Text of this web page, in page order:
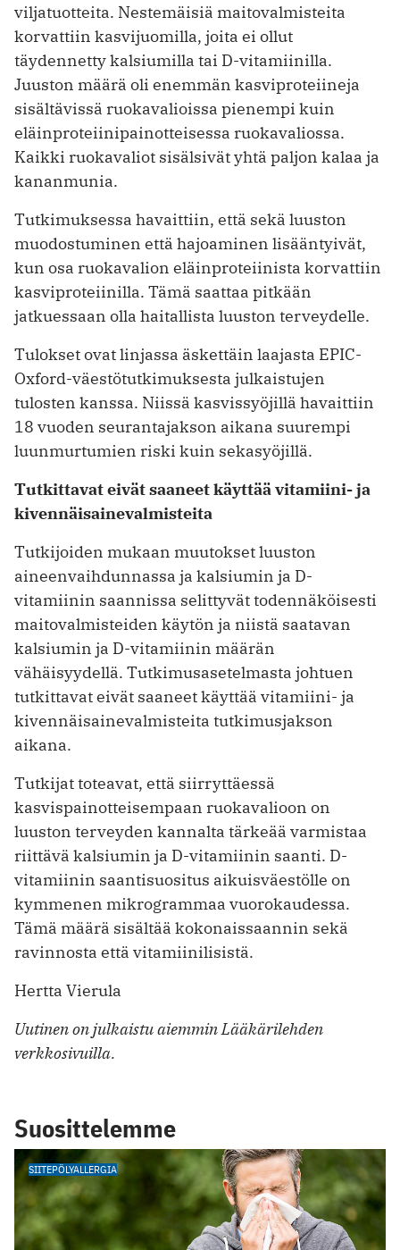
viljatuotteita. Nestemäisiä maitovalmisteita
korvattiin kasvijuomilla, joita ei ollut
täydennetty kalsiumilla tai D-vitamiinilla.
Juuston määrä oli enemmän kasviproteiineja
sisältävissä ruokavalioissa pienempi kuin
eläinproteiinipainotteisessa ruokavaliossa.
Kaikki ruokavaliot sisälsivät yhtä paljon kalaa ja
kananmunia.
Tutkimuksessa havaittiin, että sekä luuston
muodostuminen että hajoaminen lisääntyivät,
kun osa ruokavalion eläinproteiinista korvattiin
kasviproteiinilla. Tämä saattaa pitkään
jatkuessaan olla haitallista luuston terveydelle.
Tulokset ovat linjassa äskettäin laajasta EPIC-
Oxford-väestötutkimuksesta julkaistujen
tulosten kanssa. Niissä kasvissyöjillä havaittiin
18 vuoden seurantajakson aikana suurempi
luunmurtumien riski kuin sekasyöjillä.
Tutkittavat eivät saaneet käyttää vitamiini- ja
kivennäisainevalmisteita
Tutkijoiden mukaan muutokset luuston
aineenvaihdunnassa ja kalsiumin ja D-
vitamiinin saannissa selittyvät todennäköisesti
maitovalmisteiden käytön ja niistä saatavan
kalsiumin ja D-vitamiinin määrän
vähäisyydellä. Tutkimusasetelmasta johtuen
tutkittavat eivät saaneet käyttää vitamiini- ja
kivennäisainevalmisteita tutkimusjakson
aikana.
Tutkijat toteavat, että siirryttäessä
kasvispainotteisempaan ruokavalioon on
luuston terveyden kannalta tärkeää varmistaa
riittävä kalsiumin ja D-vitamiinin saanti. D-
vitamiinin saantisuositus aikuisväestölle on
kymmenen mikrogrammaa vuorokaudessa.
Tämä määrä sisältää kokonaissaannin sekä
ravinnosta että vitamiinilisistä.
Hertta Vierula
Uutinen on julkaistu aiemmin Lääkärilehden
verkkosivuilla.
Suosittelemme
SIITEPÖLYALLERGIA